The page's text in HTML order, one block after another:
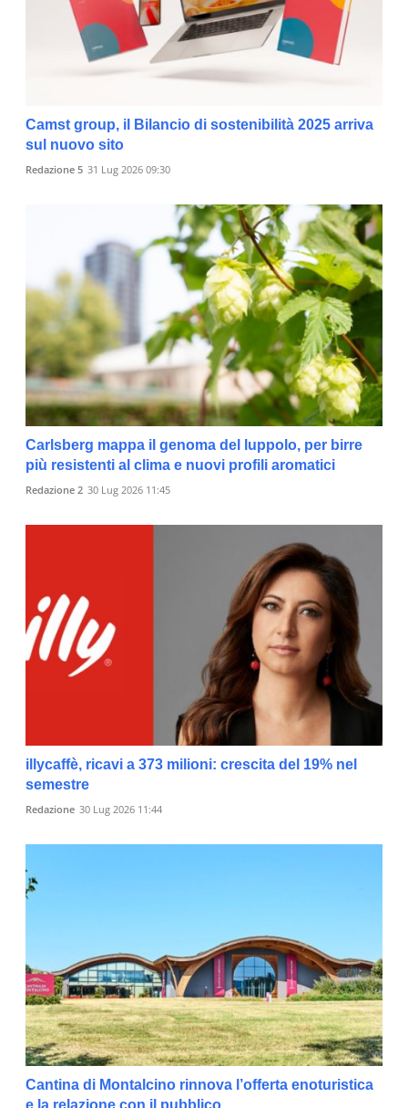
Camst group, il Bilancio di sostenibilità 2025 arriva
sul nuovo sito
Redazione 5 31 Lug 2026 09:30
Carlsberg mappa il genoma del luppolo, per birre
più resistenti al clima e nuovi profili aromatici
Redazione 2 30 Lug 2026 11:45
illycaffè, ricavi a 373 milioni: crescita del 19% nel
semestre
Redazione 30 Lug 2026 11:44
Cantina di Montalcino rinnova l’offerta enoturistica
e la relazione con il pubblico